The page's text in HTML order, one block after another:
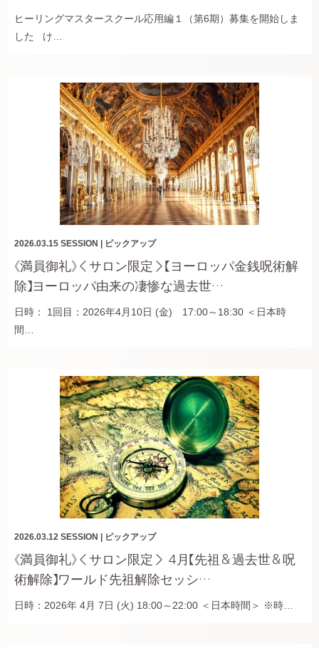
ヒーリングマスタースクール応用編１（第6期）募集を開始しま
した け…
2026.03.15 SESSION ピックアップ
《満員御礼》＜サロン限定＞【ヨーロッパ金銭呪術解
除】ヨーロッパ由来の凄惨な過去世…
日時： 1回目：2026年4月10日 (金) 17:00～18:30 ＜日本時
間…
2026.03.12 SESSION ピックアップ
《満員御礼》＜サロン限定＞ 4月【先祖＆過去世＆呪
術解除】ワールド先祖解除セッシ…
日時：2026年 4月 7日 (火) 18:00～22:00 ＜日本時間＞ ※時…